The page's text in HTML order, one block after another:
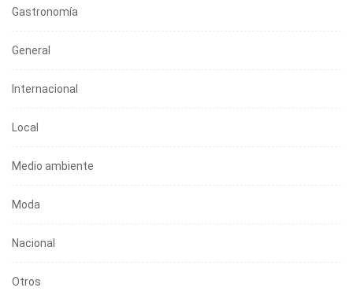
Gastronomía
General
Internacional
Local
Medio ambiente
Moda
Nacional
Otros